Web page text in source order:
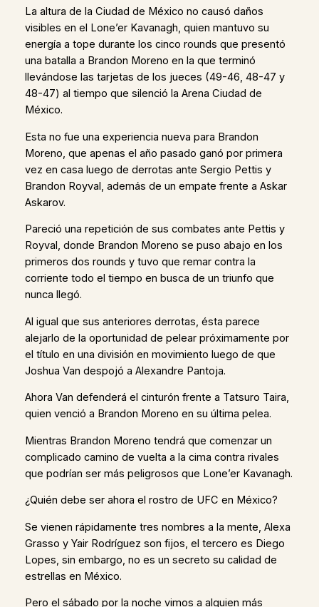
La altura de la Ciudad de México no causó daños
visibles en el Lone’er Kavanagh, quien mantuvo su
energía a tope durante los cinco rounds que presentó
una batalla a Brandon Moreno en la que terminó
llevándose las tarjetas de los jueces (49-46, 48-47 y
48-47) al tiempo que silenció la Arena Ciudad de
México.
Esta no fue una experiencia nueva para Brandon
Moreno, que apenas el año pasado ganó por primera
vez en casa luego de derrotas ante Sergio Pettis y
Brandon Royval, además de un empate frente a Askar
Askarov.
Pareció una repetición de sus combates ante Pettis y
Royval, donde Brandon Moreno se puso abajo en los
primeros dos rounds y tuvo que remar contra la
corriente todo el tiempo en busca de un triunfo que
nunca llegó.
Al igual que sus anteriores derrotas, ésta parece
alejarlo de la oportunidad de pelear próximamente por
el título en una división en movimiento luego de que
Joshua Van despojó a Alexandre Pantoja.
Ahora Van defenderá el cinturón frente a Tatsuro Taira,
quien venció a Brandon Moreno en su última pelea.
Mientras Brandon Moreno tendrá que comenzar un
complicado camino de vuelta a la cima contra rivales
que podrían ser más peligrosos que Lone’er Kavanagh.
¿Quién debe ser ahora el rostro de UFC en México?
Se vienen rápidamente tres nombres a la mente, Alexa
Grasso y Yair Rodríguez son fijos, el tercero es Diego
Lopes, sin embargo, no es un secreto su calidad de
estrellas en México.
Pero el sábado por la noche vimos a alguien más